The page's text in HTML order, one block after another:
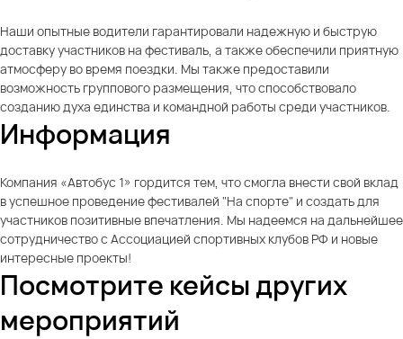
Наши опытные водители гарантировали надежную и быструю
доставку участников на фестиваль, а также обеспечили приятную
атмосферу во время поездки. Мы также предоставили
возможность группового размещения, что способствовало
созданию духа единства и командной работы среди участников.
Информация
Компания «Автобус 1» гордится тем, что смогла внести свой вклад
в успешное проведение фестивалей "На спорте" и создать для
участников позитивные впечатления. Мы надеемся на дальнейшее
сотрудничество с Ассоциацией спортивных клубов РФ и новые
интересные проекты!
Посмотрите кейсы других
мероприятий